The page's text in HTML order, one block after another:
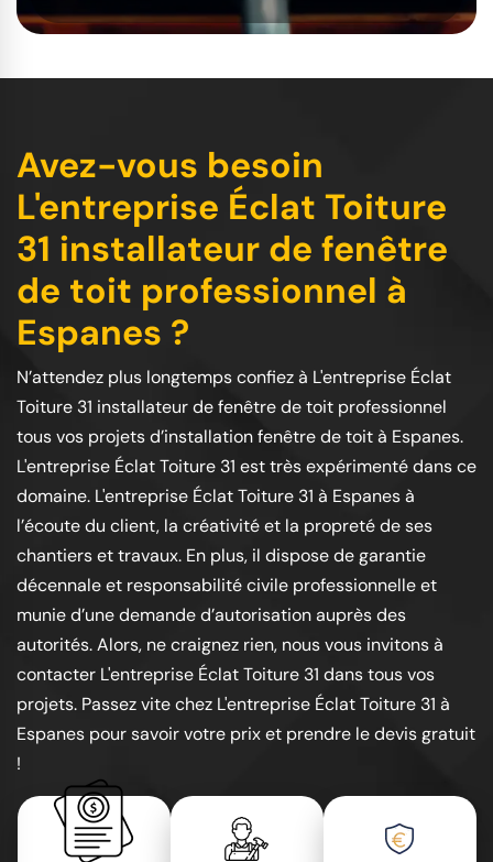
Avez-vous besoin
L'entreprise Éclat Toiture
31 installateur de fenêtre
de toit professionnel à
Espanes ?
N’attendez plus longtemps confiez à L'entreprise Éclat
Toiture 31 installateur de fenêtre de toit professionnel
tous vos projets d’installation fenêtre de toit à Espanes.
L'entreprise Éclat Toiture 31 est très expérimenté dans ce
domaine. L'entreprise Éclat Toiture 31 à Espanes à
l’écoute du client, la créativité et la propreté de ses
chantiers et travaux. En plus, il dispose de garantie
décennale et responsabilité civile professionnelle et
munie d’une demande d’autorisation auprès des
autorités. Alors, ne craignez rien, nous vous invitons à
contacter L'entreprise Éclat Toiture 31 dans tous vos
projets. Passez vite chez L'entreprise Éclat Toiture 31 à
Espanes pour savoir votre prix et prendre le devis gratuit
!